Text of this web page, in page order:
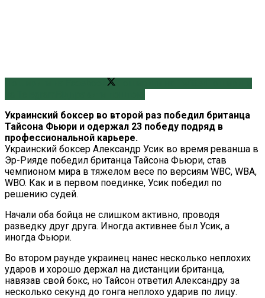
Украинский боксер во второй раз победил британца
Тайсона Фьюри и одержал 23 победу подряд в
профессиональной карьере.
Украинский боксер Александр Усик во время реванша в
Эр-Рияде победил британца Тайсона Фьюри, став
чемпионом мира в тяжелом весе по версиям WBC, WBA,
WBO. Как и в первом поединке, Усик победил по
решению судей.
Начали оба бойца не слишком активно, проводя
разведку друг друга. Иногда активнее был Усик, а
иногда Фьюри.
Во втором раунде украинец нанес несколько неплохих
ударов и хорошо держал на дистанции британца,
навязав свой бокс, но Тайсон ответил Александру за
несколько секунд до гонга неплохо ударив по лицу.